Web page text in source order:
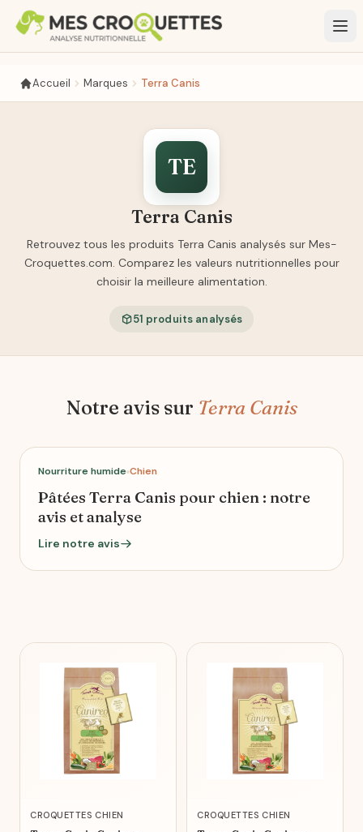
Aller au contenu principal
Accueil Marques Terra Canis
TE
Terra Canis
Retrouvez tous les produits Terra Canis analysés sur Mes-
Croquettes.com. Comparez les valeurs nutritionnelles pour
choisir la meilleure alimentation.
51 produits analysés
Notre avis sur Terra Canis
Nourriture humide Chien
Pâtées Terra Canis pour chien : notre
avis et analyse
Lire notre avis
CROQUETTES CHIEN CROQUETTES CHIEN